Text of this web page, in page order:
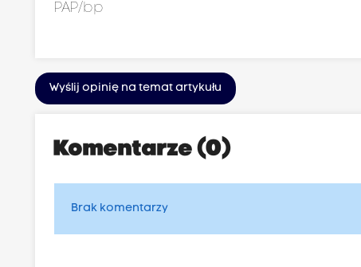
PAP/bp
Wyślij opinię na temat artykułu
Komentarze (0)
Brak komentarzy